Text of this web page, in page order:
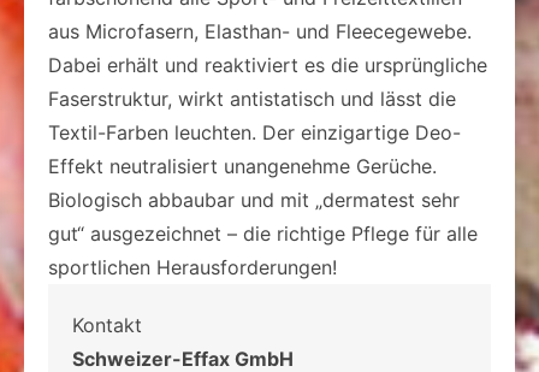
aus Microfasern, Elasthan- und Fleecegewebe.
Dabei erhält und reaktiviert es die ursprüngliche
Faserstruktur, wirkt antistatisch und lässt die
Textil-Farben leuchten. Der einzigartige Deo-
Effekt neutralisiert unangenehme Gerüche.
Biologisch abbaubar und mit „dermatest sehr
gut“ ausgezeichnet – die richtige Pflege für alle
sportlichen Herausforderungen!
Kontakt
Schweizer-Effax GmbH